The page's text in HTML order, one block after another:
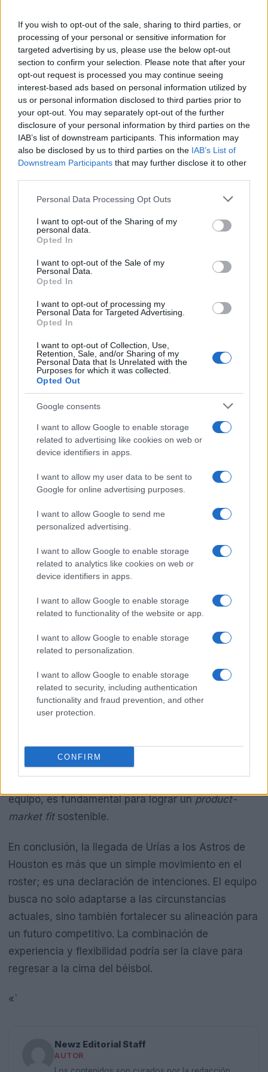
If you wish to opt-out of the sale, sharing to third parties, or
processing of your personal or sensitive information for
targeted advertising by us, please use the below opt-out
section to confirm your selection. Please note that after your
opt-out request is processed you may continue seeing
interest-based ads based on personal information utilized by
us or personal information disclosed to third parties prior to
your opt-out. You may separately opt-out of the further
disclosure of your personal information by third parties on the
IAB’s list of downstream participants. This information may
also be disclosed by us to third parties on the IAB’s List of
Downstream Participants that may further disclose it to other
Please note that this website/app uses one or more Google
not limited to your visit or usage behaviour. You may click to
grant or deny consent to Google and its third-party tags to
use your data for below specified purposes in below Google
consent section.
Personal Data Processing Opt Outs
I want to opt-out of the Sharing of my
personal data.
Opted In
I want to opt-out of the Sale of my
Personal Data.
Opted In
I want to opt-out of processing my
Personal Data for Targeted Advertising.
Opted In
I want to opt-out of Collection, Use,
Retention, Sale, and/or Sharing of my
Personal Data that Is Unrelated with the
Purposes for which it was collected.
Opted Out
Google consents
I want to allow Google to enable storage
related to advertising like cookies on web or
device identifiers in apps.
I want to allow my user data to be sent to
Google for online advertising purposes.
I want to allow Google to send me
personalized advertising.
I want to allow Google to enable storage
related to analytics like cookies on web or
device identifiers in apps.
I want to allow Google to enable storage
related to functionality of the website or app.
I want to allow Google to enable storage
related to personalization.
I want to allow Google to enable storage
related to security, including authentication
functionality and fraud prevention, and other
user protection.
CONFIRM
base y el jardín izquierdo, lo que indica que el
equipo necesita una respuesta ágil a las
fluctuaciones en el rendimiento y las lesiones.
Esta situación resalta la importancia de contar con
jugadores que puedan adaptarse a diferentes roles
a medida que avanzan los desafíos de la
temporada. Con la presión en aumento, la
capacidad de Urías para ofrecer estabilidad
defensiva será vital en la búsqueda del
campeonato.
Lecciones para el futuro de los
Astros
La incorporación de Ramón Urías no es solo una
respuesta a una crisis inmediata, sino parte de una
estrategia más amplia para construir un equipo
resiliente. Los Astros están demostrando que
valoran la profundidad del roster y la versatilidad.
Esta estrategia puede ayudar a mitigar el riesgo de
lesiones y el desgaste a medida que se acerca la
cualquier industria pueden aprender mucho de esta
situación. La planificación para contingencias es
esencial, y contar con un equipo que pueda
diferencia entre el éxito y el fracaso. Un análisis
exhaustivo de los datos de rendimiento, junto con
equipo, es fundamental para lograr unproduct-
market fitsostenible.
En conclusión, la llegada de Urías a los Astros de
Houston es más que un simple movimiento en el
roster; es una declaración de intenciones. El equipo
busca no solo adaptarse a las circunstancias
actuales, sino también fortalecer su alineación para
un futuro competitivo. La combinación de
experiencia y flexibilidad podría ser la clave para
regresar a la cima del béisbol.
«`
Newz Editorial Staff
AUTOR